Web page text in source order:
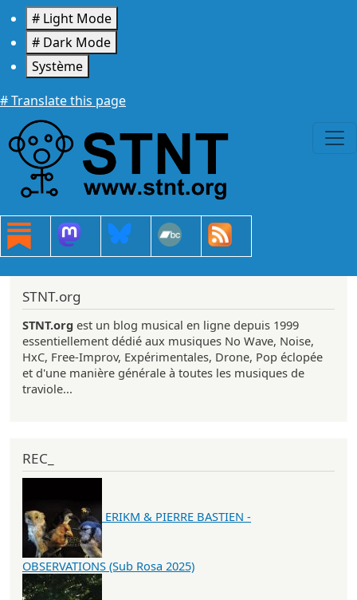
Aller au contenu principal
# Light Mode
# Dark Mode
Système
# Translate this page
STNT.org
STNT.org est un blog musical en ligne depuis 1999
essentiellement dédié aux musiques No Wave, Noise,
HxC, Free-Improv, Expérimentales, Drone, Pop éclopée
et d'une manière générale à toutes les musiques de
traviole...
REC_
ERIKM & PIERRE BASTIEN -
OBSERVATIONS (Sub Rosa 2025)